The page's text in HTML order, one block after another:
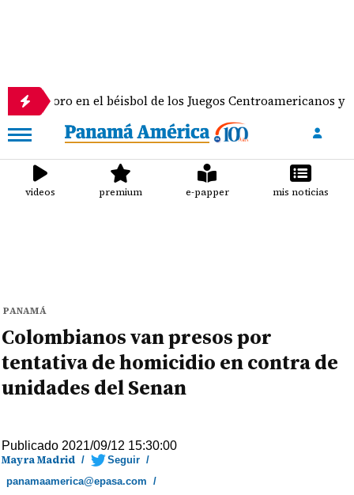
el béisbol de los Juegos Centroamericanos y del Caribe
videos premium e-papper mis noticias
PANAMÁ
Colombianos van presos por
tentativa de homicidio en contra de
unidades del Senan
Publicado 2021/09/12 15:30:00
Mayra Madrid / Seguir /
panamaamerica@epasa.com /